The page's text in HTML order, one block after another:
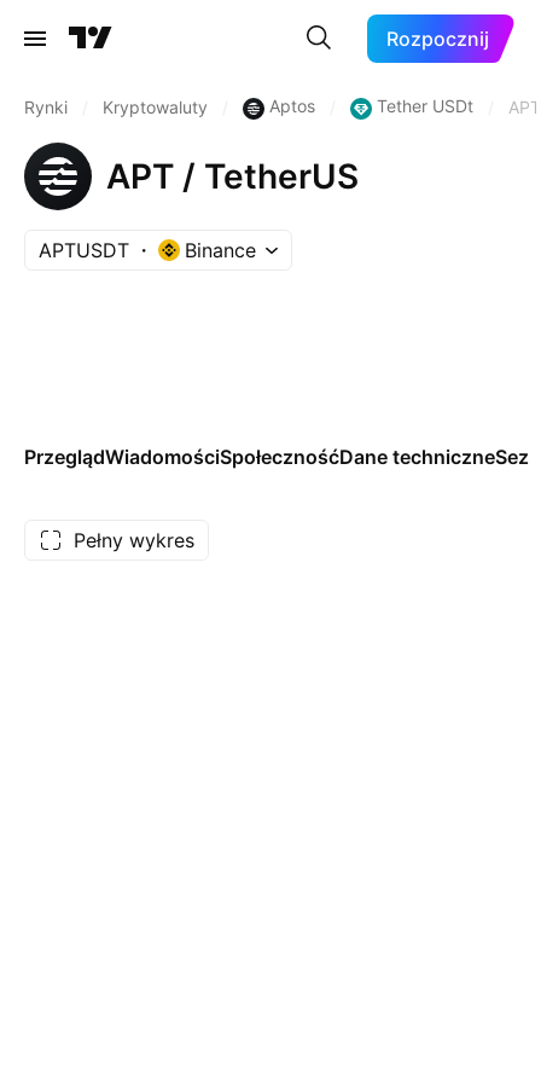
Rozpocznij
Rynki Kryptowaluty Aptos Tether USDt
APT / TetherUS
APTUSDT Binance
PrzeglądWiadomościSpołecznośćDane techniczne
Pełny wykres